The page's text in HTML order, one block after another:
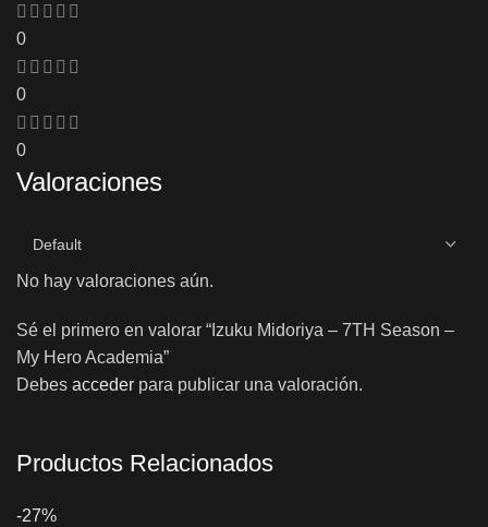
0
0
0
Valoraciones
No hay valoraciones aún.
Sé el primero en valorar “Izuku Midoriya – 7TH Season –
My Hero Academia”
Debes acceder para publicar una valoración.
Productos Relacionados
-27%